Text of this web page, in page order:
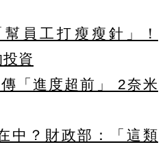
員工打瘦瘦針」！
資
「進度超前」 2奈米
中？財政部：「這類